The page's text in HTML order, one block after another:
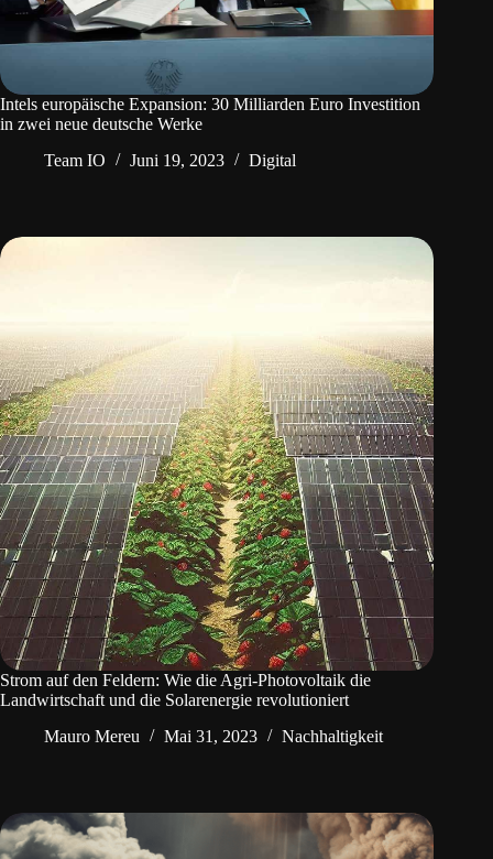
Intels europäische Expansion: 30 Milliarden Euro Investition
in zwei neue deutsche Werke
Team IO
Juni 19, 2023 Digital
Strom auf den Feldern: Wie die Agri-Photovoltaik die
Landwirtschaft und die Solarenergie revolutioniert
Mauro Mereu
Mai 31, 2023 Nachhaltigkeit